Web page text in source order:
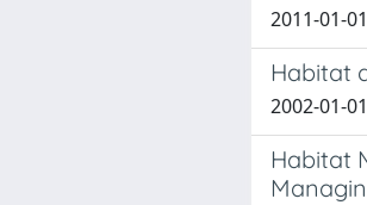
2011-01-
Habitat
2002-01-
Habitat